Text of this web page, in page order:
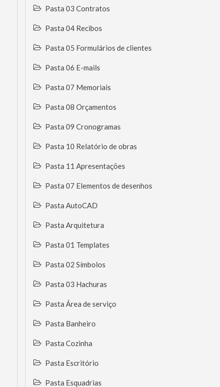
Pasta 03 Contratos
Pasta 04 Recibos
Pasta 05 Formulários de clientes
Pasta 06 E-mails
Pasta 07 Memoriais
Pasta 08 Orçamentos
Pasta 09 Cronogramas
Pasta 10 Relatório de obras
Pasta 11 Apresentações
Pasta 07 Elementos de desenhos
Pasta AutoCAD
Pasta Arquitetura
Pasta 01 Templates
Pasta 02 Símbolos
Pasta 03 Hachuras
Pasta Área de serviço
Pasta Banheiro
Pasta Cozinha
Pasta Escritório
Pasta Esquadrias